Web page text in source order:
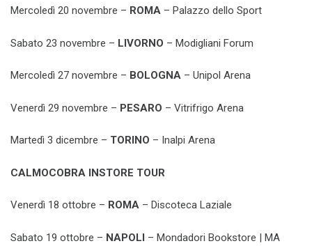
Mercoledì 20 novembre – ROMA – Palazzo dello Sport
Sabato 23 novembre – LIVORNO – Modigliani Forum
Mercoledì 27 novembre – BOLOGNA – Unipol Arena
Venerdì 29 novembre – PESARO – Vitrifrigo Arena
Martedì 3 dicembre – TORINO – Inalpi Arena
CALMOCOBRA INSTORE TOUR
Venerdì 18 ottobre – ROMA – Discoteca Laziale
Sabato 19 ottobre – NAPOLI – Mondadori Bookstore | MA